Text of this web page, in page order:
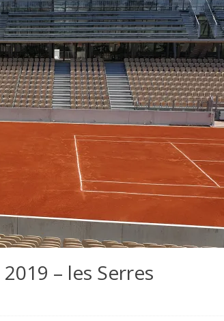
– les Serres